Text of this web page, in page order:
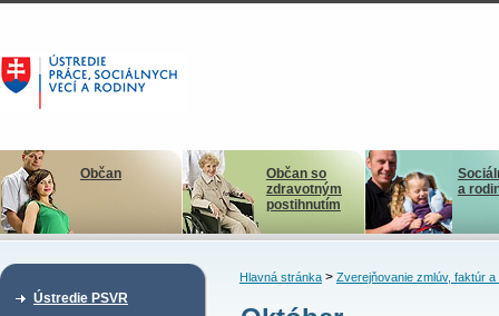
Občan
Občan so
zdravotným
postihnutím
a
Ústredie PSVR
Hlavná stránka> Zverejňovanie zmlúv, faktúr a